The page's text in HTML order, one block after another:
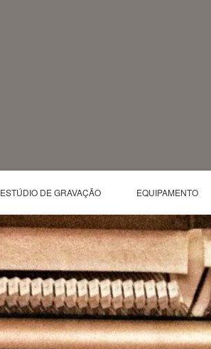
ESTÚDIO DE GRAVAÇÃO EQUIPAMENTO